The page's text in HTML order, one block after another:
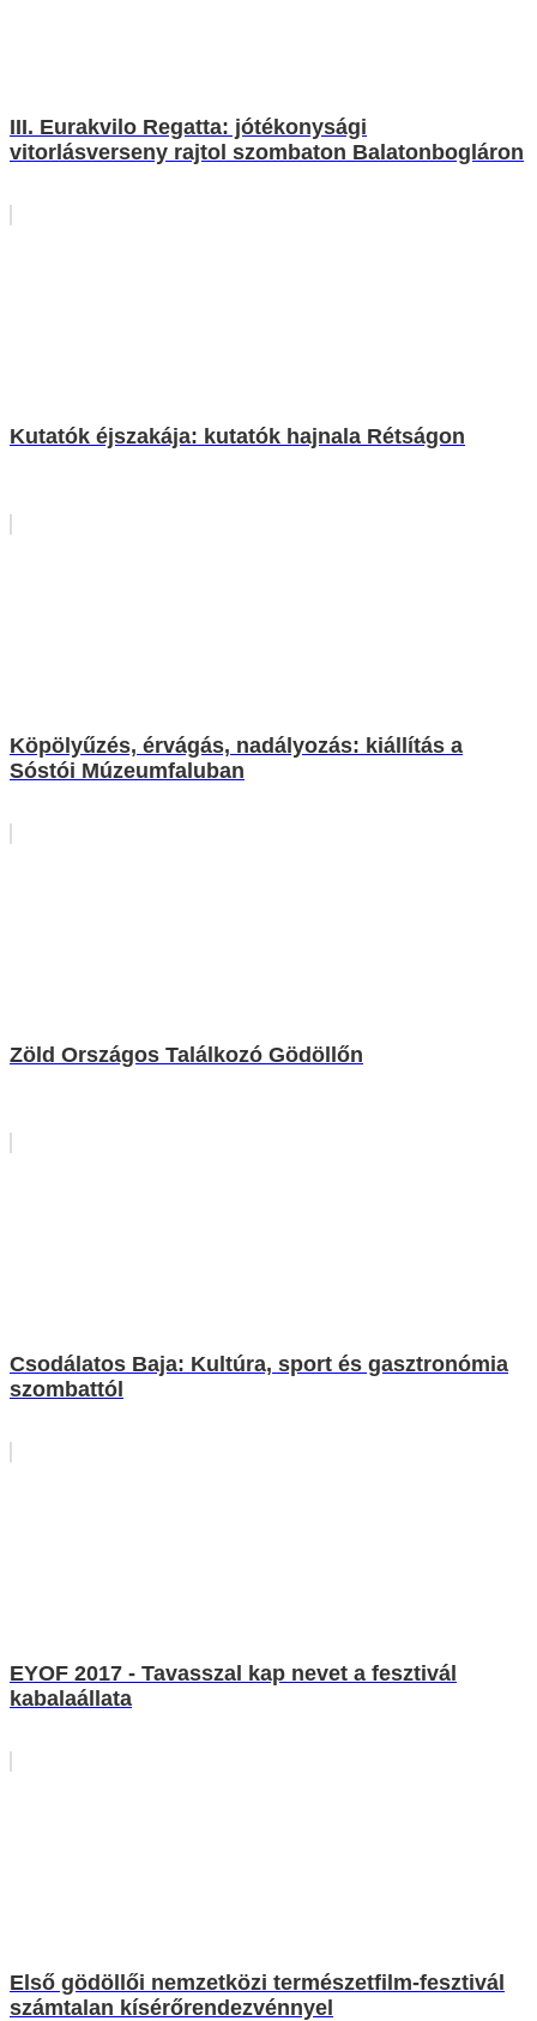
III. Eurakvilo Regatta: jótékonysági
vitorlásverseny rajtol szombaton Balatonbogláron
Kutatók éjszakája: kutatók hajnala Rétságon
Köpölyűzés, érvágás, nadályozás: kiállítás a
Sóstói Múzeumfaluban
Zöld Országos Találkozó Gödöllőn
Csodálatos Baja: Kultúra, sport és gasztronómia
szombattól
EYOF 2017 - Tavasszal kap nevet a fesztivál
kabalaállata
Első gödöllői nemzetközi természetfilm-fesztivál
számtalan kísérőrendezvénnyel